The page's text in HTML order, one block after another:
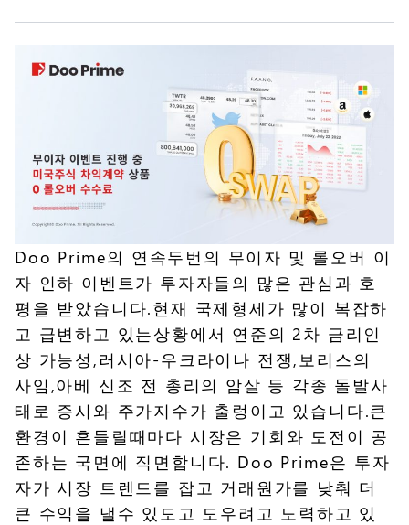
Doo Prime의 연속두번의 무이자 및 롤오버 이
자 인하 이벤트가 투자자들의 많은 관심과 호
평을 받았습니다.현재 국제형세가 많이 복잡하
고 급변하고 있는상황에서 연준의 2차 금리인
상 가능성,러시아-우크라이나 전쟁,보리스의
사임,아베 신조 전 총리의 암살 등 각종 돌발사
태로 증시와 주가지수가 출렁이고 있습니다.큰
환경이 흔들릴때마다 시장은 기회와 도전이 공
존하는 국면에 직면합니다. Doo Prime은 투자
자가 시장 트렌드를 잡고 거래원가를 낮춰 더
큰 수익을 낼수 있도고 도우려고 노력하고 있